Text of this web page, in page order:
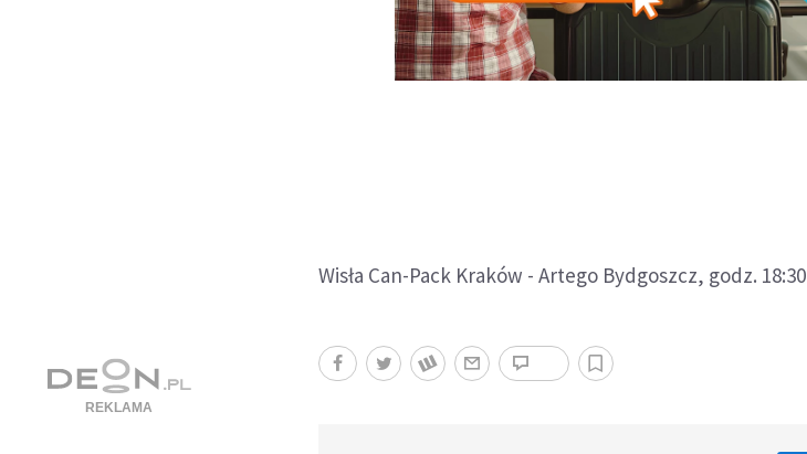
Wisła Can-Pack Kraków - Artego Bydgoszcz, godz. 18:30